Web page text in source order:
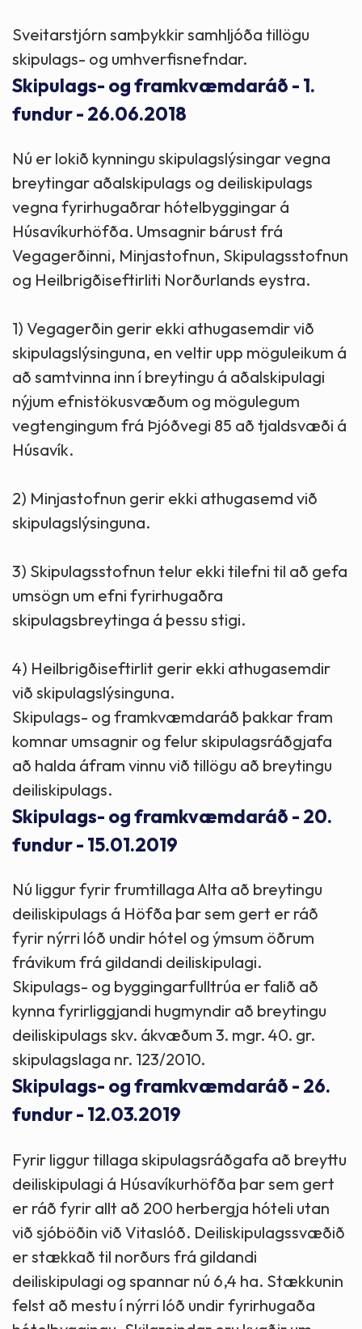
Sveitarstjórn samþykkir samhljóða tillögu
skipulags- og umhverfisnefndar.
Skipulags- og framkvæmdaráð - 1.
fundur - 26.06.2018
Nú er lokið kynningu skipulagslýsingar vegna
breytingar aðalskipulags og deiliskipulags
vegna fyrirhugaðrar hótelbyggingar á
Húsavíkurhöfða. Umsagnir bárust frá
Vegagerðinni, Minjastofnun, Skipulagsstofnun
og Heilbrigðiseftirliti Norðurlands eystra.
1) Vegagerðin gerir ekki athugasemdir við
skipulagslýsinguna, en veltir upp möguleikum á
að samtvinna inn í breytingu á aðalskipulagi
nýjum efnistökusvæðum og mögulegum
vegtengingum frá Þjóðvegi 85 að tjaldsvæði á
Húsavík.
2) Minjastofnun gerir ekki athugasemd við
skipulagslýsinguna.
3) Skipulagsstofnun telur ekki tilefni til að gefa
umsögn um efni fyrirhugaðra
skipulagsbreytinga á þessu stigi.
4) Heilbrigðiseftirlit gerir ekki athugasemdir
við skipulagslýsinguna.
Skipulags- og framkvæmdaráð þakkar fram
komnar umsagnir og felur skipulagsráðgjafa
að halda áfram vinnu við tillögu að breytingu
deiliskipulags.
Skipulags- og framkvæmdaráð - 20.
fundur - 15.01.2019
Nú liggur fyrir frumtillaga Alta að breytingu
deiliskipulags á Höfða þar sem gert er ráð
fyrir nýrri lóð undir hótel og ýmsum öðrum
frávikum frá gildandi deiliskipulagi.
Skipulags- og byggingarfulltrúa er falið að
kynna fyrirliggjandi hugmyndir að breytingu
deiliskipulags skv. ákvæðum 3. mgr. 40. gr.
skipulagslaga nr. 123/2010.
Skipulags- og framkvæmdaráð - 26.
fundur - 12.03.2019
Fyrir liggur tillaga skipulagsráðgafa að breyttu
deiliskipulagi á Húsavíkurhöfða þar sem gert
er ráð fyrir allt að 200 herbergja hóteli utan
við sjóböðin við Vitaslóð. Deiliskipulagssvæðið
er stækkað til norðurs frá gildandi
deiliskipulagi og spannar nú 6,4 ha. Stækkunin
felst að mestu í nýrri lóð undir fyrirhugaða